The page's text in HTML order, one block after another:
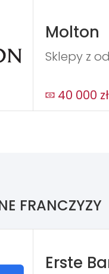
Molton
Sklepy z
40 000 zł
FRANCZYZY
Erste